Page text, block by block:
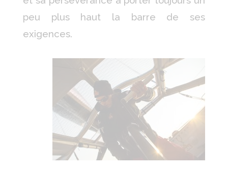
peu plus haut la barre de ses
exigences.